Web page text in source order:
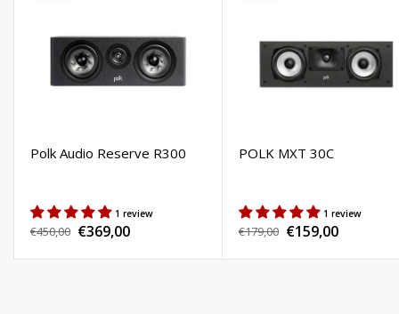
Polk Audio Reserve R300
1 review
Precio
€450,00 Precio
de
€369,00
POLK MXT 30C
1 review
Precio
€179,00 Precio
de
€159,00